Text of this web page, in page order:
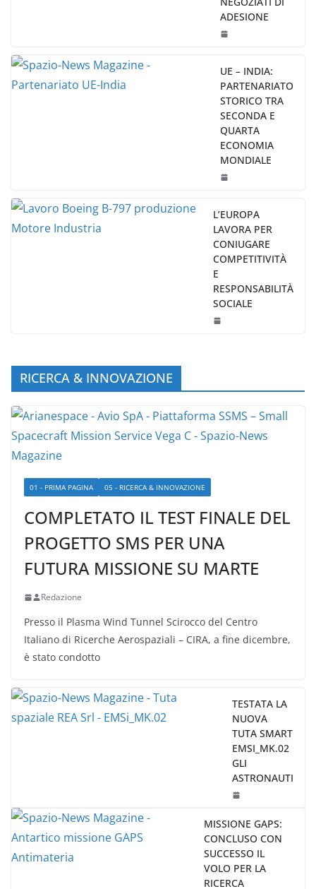
ADESIONE
UE – INDIA:
PARTENARIATO
STORICO TRA
SECONDA E
QUARTA
ECONOMIA
MONDIALE
L’EUROPA
LAVORA PER
CONIUGARE
COMPETITIVITÀ
E
RESPONSABILITÀ
SOCIALE
RICERCA & INNOVAZIONE
01 - PRIMA PAGINA 05 - RICERCA & INNOVAZIONE
COMPLETATO IL TEST FINALE DEL
PROGETTO SMS PER UNA
FUTURA MISSIONE SU MARTE
Redazione
Presso il Plasma Wind Tunnel Scirocco del Centro
Italiano di Ricerche Aerospaziali – CIRA, a fine dicembre,
è stato condotto
TESTATA LA
NUOVA
TUTA SMART
EMSI_MK.02
GLI
ASTRONAUTI
MISSIONE GAPS:
CONCLUSO CON
SUCCESSO IL
VOLO PER LA
RICERCA